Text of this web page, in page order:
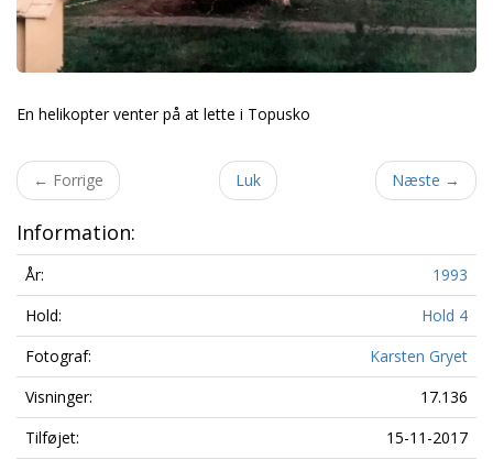
En helikopter venter på at lette i Topusko
← Forrige Luk Næste →
Information:
År:
1993
Hold:
Hold 4
Fotograf:
Karsten Gryet
Visninger:
17.136
Tilføjet:
15-11-2017